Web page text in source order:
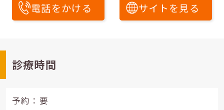
電話をかける サイトを見る
診療時間
予約：要